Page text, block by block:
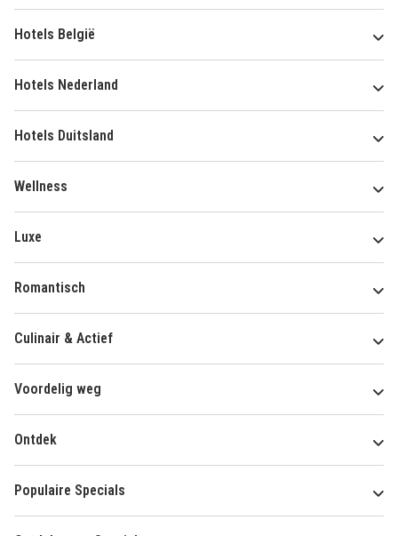
Hotels België
Hotels Nederland
Hotels Duitsland
Wellness
Luxe
Romantisch
Culinair & Actief
Voordelig weg
Ontdek
Populaire Specials